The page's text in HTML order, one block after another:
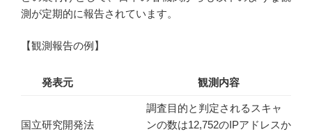
測が定期的に報告されています。
【観測報告の例】
発表元 観測内容
国⽴研究開発法
調査⽬的と判定されるスキャ
ンの数は12,752のIPアドレスか